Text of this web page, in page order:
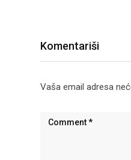
Komentariši
Vaša email adresa